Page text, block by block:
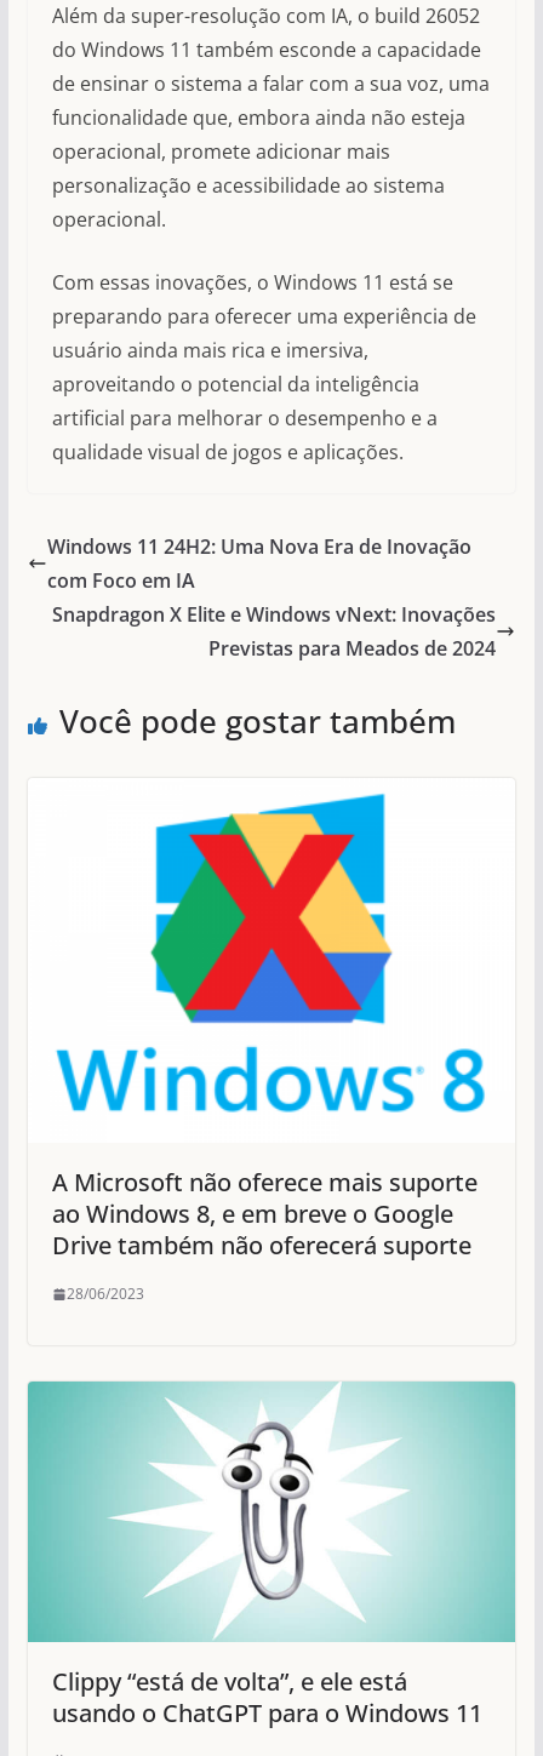
Além da super-resolução com IA, o build 26052
do Windows 11 também esconde a capacidade
de ensinar o sistema a falar com a sua voz, uma
funcionalidade que, embora ainda não esteja
operacional, promete adicionar mais
personalização e acessibilidade ao sistema
operacional.
Com essas inovações, o Windows 11 está se
preparando para oferecer uma experiência de
usuário ainda mais rica e imersiva,
aproveitando o potencial da inteligência
artificial para melhorar o desempenho e a
qualidade visual de jogos e aplicações.
Windows 11 24H2: Uma Nova Era de Inovação
com Foco em IA
Snapdragon X Elite e Windows vNext: Inovações
Previstas para Meados de 2024
Você pode gostar também
A Microsoft não oferece mais suporte
ao Windows 8, e em breve o Google
Drive também não oferecerá suporte
28/06/2023
Clippy “está de volta”, e ele está
usando o ChatGPT para o Windows 11